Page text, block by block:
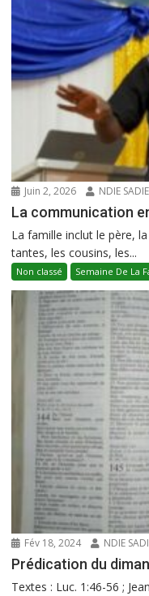
Juin 2, 2026 NDIE
La communication
La famille inclut le père,
tantes, les cousins, les...
Non classé Semaine De La
Fév 18, 2024 NDIE
Prédication du
Textes : Luc. 1:46-56 ;